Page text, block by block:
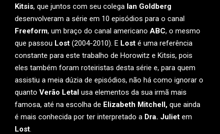
Kitsis, que juntos com seu colega Ian Goldberg
desenvolveram a série em 10 episódios para o canal
Freeform, um braço do canal americano ABC, o mesmo
que passou Lost (2004-2010). E Lost é uma referência
constante para este trabalho de Horowitz e Kitsis, pois
eles também foram roteiristas desta série e, para quem
assistiu a meia dúzia de episódios, não há como ignorar o
quanto Verão Letal usa elementos da sua irmã mais
famosa, até na escolha de Elizabeth Mitchell, que ainda
é mais conhecida por ter interpretado a Dra. Juliet em
Lost.